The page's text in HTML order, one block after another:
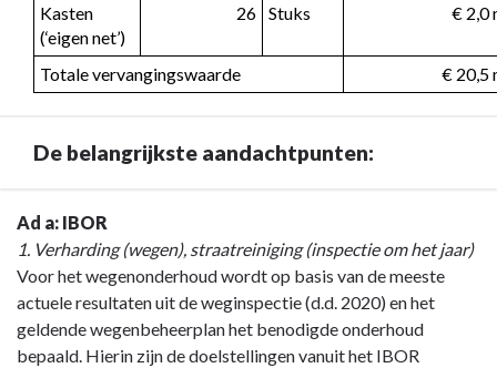
Kasten
(‘eigen net’)
26 Stuks € 2,0
Totale vervangingswaarde € 20,5
De belangrijkste aandachtpunten:
Terug
naar
navigatie
Paragraaf
Ad a: IBOR
1. Verharding (wegen), straatreiniging (inspectie om het jaar)
Voor het wegenonderhoud wordt op basis van de meeste
actuele resultaten uit de weginspectie (d.d. 2020) en het
geldende wegenbeheerplan het benodigde onderhoud
bepaald. Hierin zijn de doelstellingen vanuit het IBOR